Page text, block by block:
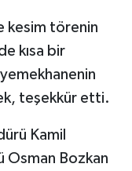
kesim törenin
kısa bir
teşekkür etti.
Kamil
Osman Bozkan